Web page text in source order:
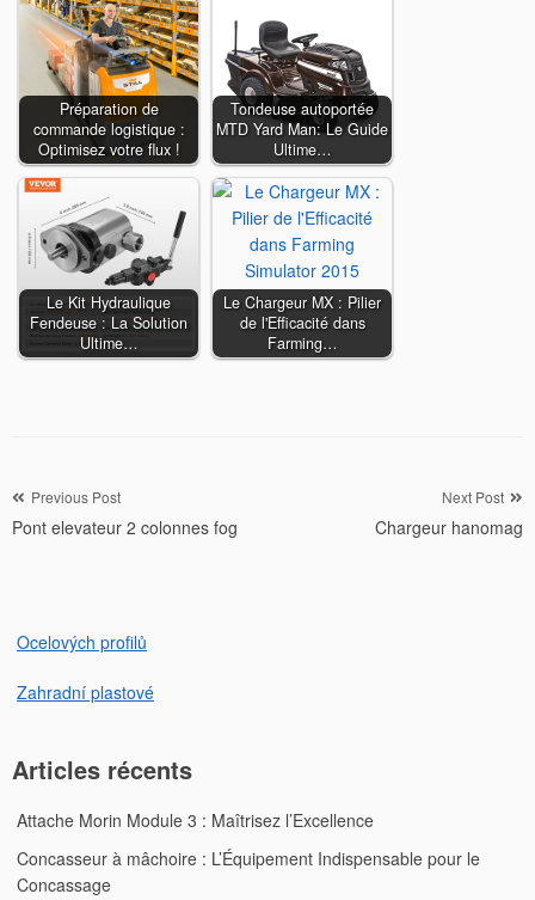
Préparation de
commande logistique :
Optimisez votre flux !
Tondeuse autoportée
MTD Yard Man: Le Guide
Ultime…
Le Kit Hydraulique
Fendeuse : La Solution
Ultime…
Le Chargeur MX : Pilier
de l'Efficacité dans
Farming…
Navigation
de
Previous Post
Pont elevateur 2 colonnes fog
Next Post
Chargeur hanomag
Ocelových profilů
Zahradní plastové
Articles récents
Attache Morin Module 3 : Maîtrisez l’Excellence
Concasseur à mâchoire : L’Équipement Indispensable pour le
Concassage